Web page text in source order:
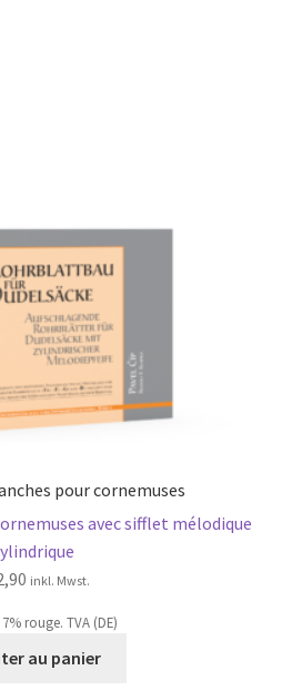
pour cornemuses
avec sifflet mélodique
inkl. Mwst.
rouge. TVA (DE)
au panier